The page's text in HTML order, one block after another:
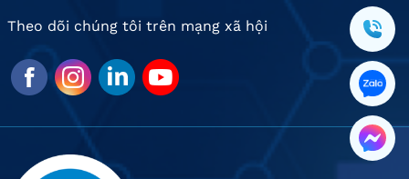
Theo dõi chúng tôi trên mạng xã hội